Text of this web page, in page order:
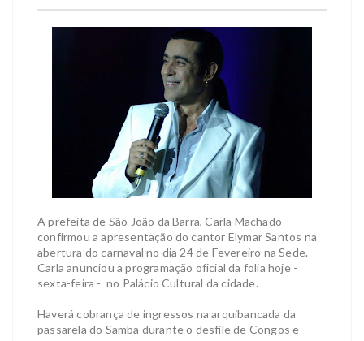
A prefeita de São João da Barra, Carla Machado
confirmou a apresentação do cantor Elymar Santos na
abertura do carnaval no dia 24 de Fevereiro na Sede.
Carla anunciou a programação oficial da folia hoje -
sexta-feira - no Palácio Cultural da cidade.
Haverá cobrança de ingressos na arquibancada da
passarela do Samba durante o desfile de Congos e